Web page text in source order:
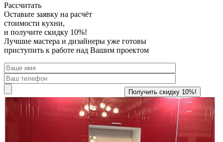
Рассчитать
Оставьте заявку на расчёт
стоимости кухни,
и получите скидку 10%!
Лучшие мастера и дизайнеры уже готовы
приступить к работе над Вашим проектом